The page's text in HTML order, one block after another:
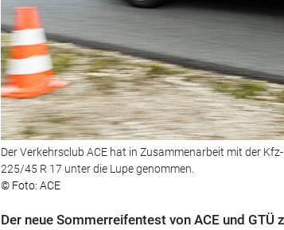
Der Verkehrsclub ACE hat in Zusammenarbeit mit der
225/45 R 17 unter die Lupe genommen.
© Foto: ACE
Der neue Sommerreifentest von ACE und